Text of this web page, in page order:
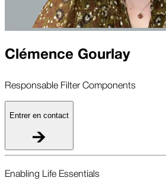
Clémence Gourlay
Responsable Filter Components
Entrer en contact
Enabling Life Essentials